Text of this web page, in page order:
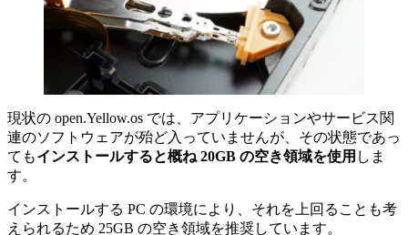
現状の open.Yellow.os では、アプリケーションやサービス関
連のソフトウェアが殆ど入っていませんが、その状態であっ
てもインストールすると概ね 20GB の空き領域を使用 しま
す。
インストールする PC の環境により、それを上回ることも考
えられるため 25GB の空き領域を推奨しています。